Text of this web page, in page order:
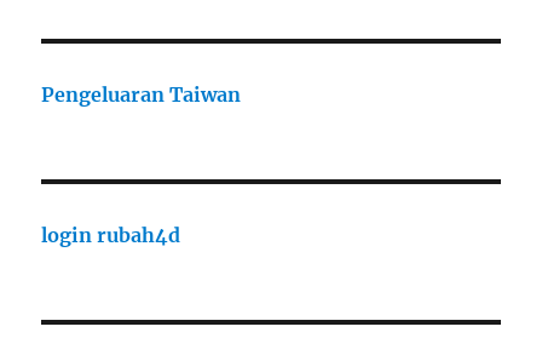
Pengeluaran Taiwan
login rubah4d